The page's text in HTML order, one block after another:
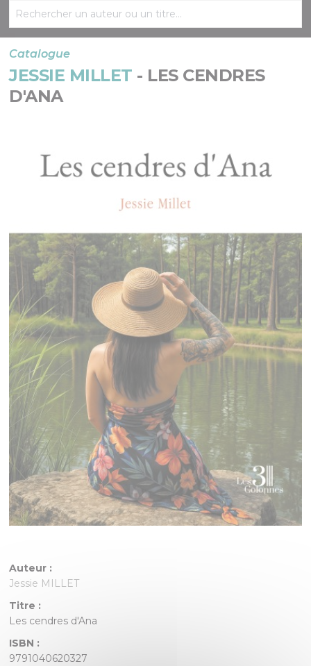
Catalogue
JESSIE MILLET - LES CENDRES
D'ANA
Auteur :
Jessie MILLET
Titre :
Les cendres d'Ana
ISBN :
9791040620327